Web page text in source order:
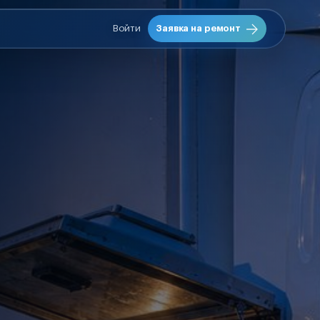
Войти Заявка на ремонт